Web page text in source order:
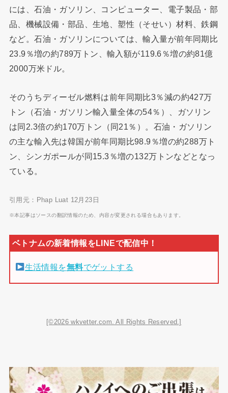
には、石油・ガソリン、コンピューター、電子製品・部
品、機械設備・部品、生地、塑性（そせい）材料、鉄鋼
など。石油・ガソリンについては、輸入量が前年同期比
23.9％増の約789万トン、輸入額が119.6％増の約81億
2000万米ドル。
そのうちディーゼル燃料は前年同期比3％減の約427万
トン（石油・ガソリン輸入量全体の54％）、ガソリン
は同2.3倍の約170万トン（同21％）。石油・ガソリン
の主な輸入先は韓国が前年同期比98.9％増の約288万ト
ン、シンガポールが同15.3％増の132万トンなどとなっ
ている。
引用元：Phap Luat 12月23日
※本記事はソースの翻訳情報のため、内容が変更される場合もあります。
生活情報を無料でゲットする
[©2026 wkvetter.com. All Rights Reserved.]